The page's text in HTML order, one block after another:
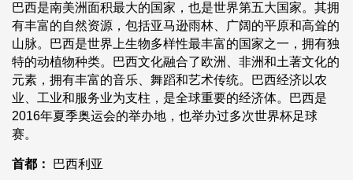
巴西是南美洲面积最大的国家，也是世界第五大国家。其拥
有丰富的自然资源，包括亚马逊雨林、广阔的平原和高耸的
山脉。巴西是世界上生物多样性最丰富的国家之一，拥有独
特的动植物种类。巴西文化融合了欧洲、非洲和土著文化的
元素，拥有丰富的音乐、舞蹈和艺术传统。巴西经济以农
业、工业和服务业为支柱，是全球重要的经济体。巴西是
2016年夏季奥运会的举办地，也举办过多次世界杯足球
赛。
首都： 巴西利亚